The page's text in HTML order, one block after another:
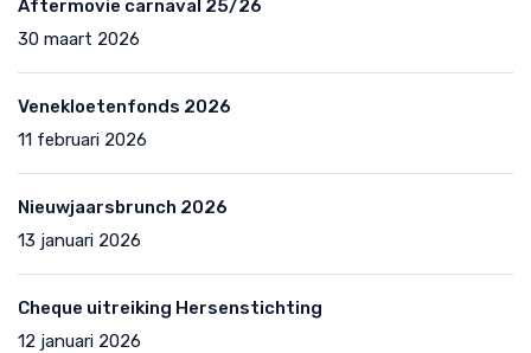
Aftermovie carnaval 25/26
30 maart 2026
Venekloetenfonds 2026
11 februari 2026
Nieuwjaarsbrunch 2026
13 januari 2026
Cheque uitreiking Hersenstichting
12 januari 2026